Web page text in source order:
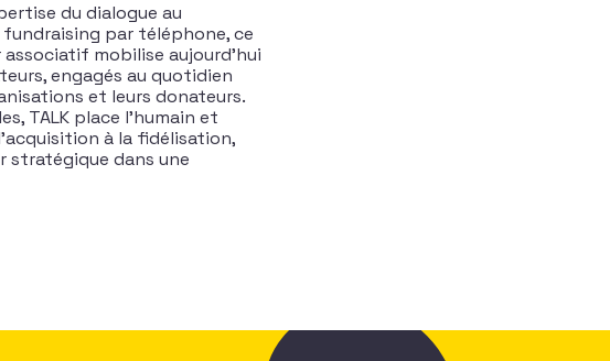
du dialogue au
par téléphone, ce
mobilise aujourd’hui
engagés au quotidien
et leurs donateurs.
TALK place l’humain et
à la fidélisation,
stratégique dans une